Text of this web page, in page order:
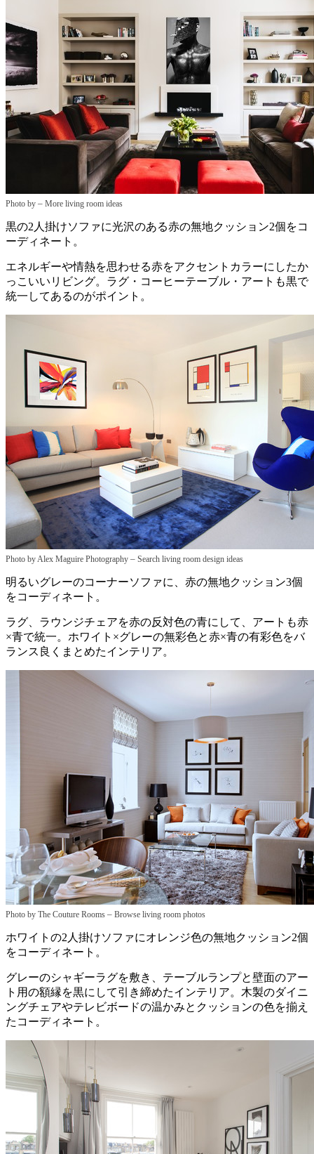
Photo by – More living room ideas
黒の2人掛けソファに光沢のある赤の無地クッション2個をコ
ーディネート。
エネルギーや情熱を思わせる赤をアクセントカラーにしたか
っこいいリビング。ラグ・コーヒーテーブル・アートも黒で
統一してあるのがポイント。
Photo by Alex Maguire Photography – Search living room design ideas
明るいグレーのコーナーソファに、赤の無地クッション3個
をコーディネート。
ラグ、ラウンジチェアを赤の反対色の青にして、アートも赤
×青で統一。ホワイト×グレーの無彩色と赤×青の有彩色をバ
ランス良くまとめたインテリア。
Photo by The Couture Rooms – Browse living room photos
ホワイトの2人掛けソファにオレンジ色の無地クッション2個
をコーディネート。
グレーのシャギーラグを敷き、テーブルランプと壁面のアー
ト用の額縁を黒にして引き締めたインテリア。木製のダイニ
ングチェアやテレビボードの温かみとクッションの色を揃え
たコーディネート。